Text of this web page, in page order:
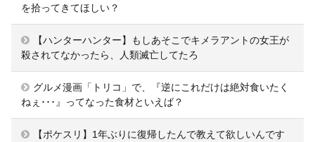
を拾ってきてほしい？
【ハンターハンター】もしあそこでキメラアントの女王が
殺されてなかったら、人類滅亡してたろ
グルメ漫画「トリコ」で、『逆にこれだけは絶対食いたく
ねぇ･･･』ってなった食材といえば？
【ポケスリ】1年ぶりに復帰したんで教えて欲しいんです